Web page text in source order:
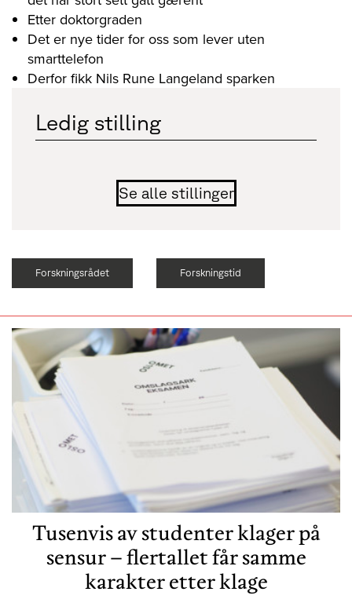
Ledig stilling
Se alle stillinger
Etter doktorgraden
Det er nye tider for oss som lever uten
smarttelefon
Derfor fikk Nils Rune Langeland sparken
Forskningsrådet Forskningstid
Tusenvis av studenter klager på
sensur – flertallet får samme
karakter etter klage